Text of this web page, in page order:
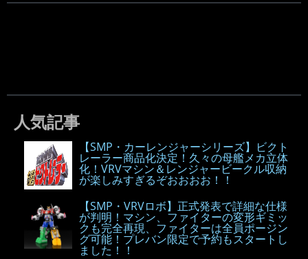
人気記事
【SMP・カーレンジャーシリーズ】ビクト
レーラー商品化決定！久々の母艦メカ立体
化！VRVマシン＆レンジャービークル収納
が楽しみすぎるぞおおおお！！
【SMP・VRVロボ】正式発表で詳細な仕様
が判明！マシン、ファイターの変形ギミッ
クも完全再現、ファイターは全員ポージン
グ可能！プレバン限定で予約もスタートし
ました！！